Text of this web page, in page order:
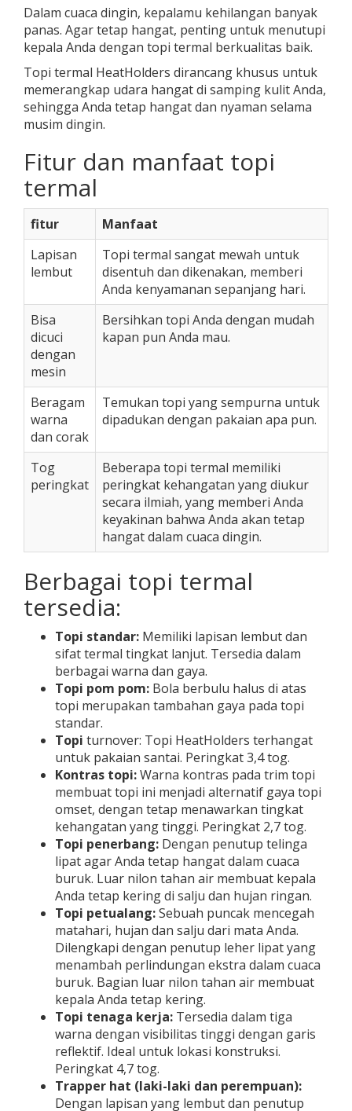
Dalam cuaca dingin, kepalamu kehilangan banyak
panas. Agar tetap hangat, penting untuk menutupi
kepala Anda dengan topi termal berkualitas baik.
Topi termal HeatHolders dirancang khusus untuk
memerangkap udara hangat di samping kulit Anda,
sehingga Anda tetap hangat dan nyaman selama
musim dingin.
Fitur dan manfaat topi
termal
fitur
Manfaat
Lapisan
lembut
Topi termal sangat mewah untuk
disentuh dan dikenakan, memberi
Anda kenyamanan sepanjang hari.
Bisa
dicuci
dengan
mesin
Bersihkan topi Anda dengan mudah
kapan pun Anda mau.
Beragam
warna
dan corak
Temukan topi yang sempurna untuk
dipadukan dengan pakaian apa pun.
Tog
peringkat
Beberapa topi termal memiliki
peringkat kehangatan yang diukur
secara ilmiah, yang memberi Anda
keyakinan bahwa Anda akan tetap
hangat dalam cuaca dingin.
Berbagai topi termal
tersedia:
Topi standar: Memiliki lapisan lembut dan
sifat termal tingkat lanjut. Tersedia dalam
berbagai warna dan gaya.
Topi pom pom: Bola berbulu halus di atas
topi merupakan tambahan gaya pada topi
standar.
Topi turnover: Topi HeatHolders terhangat
untuk pakaian santai. Peringkat 3,4 tog.
Kontras topi:Warna kontras pada trim topi
membuat topi ini menjadi alternatif gaya topi
omset, dengan tetap menawarkan tingkat
kehangatan yang tinggi. Peringkat 2,7 tog.
Topi penerbang: Dengan penutup telinga
lipat agar Anda tetap hangat dalam cuaca
buruk. Luar nilon tahan air membuat kepala
Anda tetap kering di salju dan hujan ringan.
Topi petualang:Sebuah puncak mencegah
matahari, hujan dan salju dari mata Anda.
Dilengkapi dengan penutup leher lipat yang
menambah perlindungan ekstra dalam cuaca
buruk. Bagian luar nilon tahan air membuat
kepala Anda tetap kering.
Topi tenaga kerja: Tersedia dalam tiga
warna dengan visibilitas tinggi dengan garis
reflektif. Ideal untuk lokasi konstruksi.
Peringkat 4,7 tog.
Trapper hat (laki-laki dan perempuan):
Dengan lapisan yang lembut dan penutup